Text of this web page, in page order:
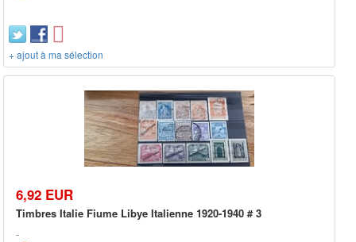
+ ajout à ma sélection
6,92 EUR
Timbres Italie Fiume Libye Italienne 1920-1940 # 3